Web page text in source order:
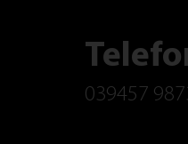
039457